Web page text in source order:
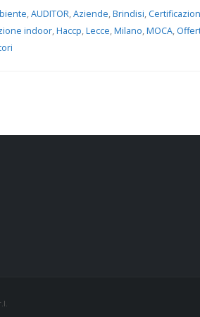
,AUDITOR,Aziende,Brindisi,
indoor,Haccp,Lecce,Milano,MOCA,